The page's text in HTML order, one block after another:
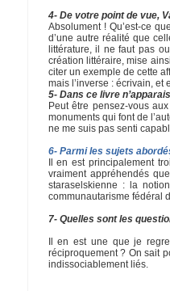
4- De votre point de vue,
Absolument ! Qu’est-ce
d’une autre réalité que
littérature, il ne faut pas
création littéraire, mise
citer un exemple de cette
mais l’inverse : écrivain, et
5- Dans ce livre
Peut être pensez-vous
monuments qui font de
ne me suis pas senti
6- Parmi les sujets
Il en est principalement
vraiment appréhendés
staraselskienne : la
communautarisme fédéral
7- Quelles sont les
Il en est une que je
réciproquement ? On sait
indissociablement liés.